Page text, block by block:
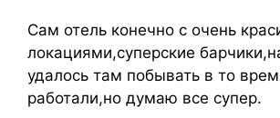
Сам отель конечно с очень
локациями,суперские
удалось там побывать в то
работали,но думаю все супер.